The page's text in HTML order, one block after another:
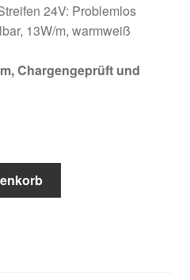
24V: Problemlos
13W/m, warmweiß
Chargengeprüft und